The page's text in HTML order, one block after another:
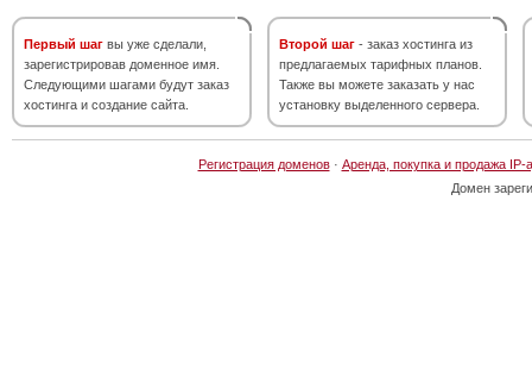
Первый шаг вы уже сделали,
зарегистрировав доменное имя.
Следующими шагами будут заказ
хостинга и создание сайта.
Второй шаг - заказ хостинга из
предлагаемых тарифных планов.
Также вы можете заказать у нас
установку выделенного сервера.
Регистрация доменов· Аренда, покупка и продажа IP-
Домен